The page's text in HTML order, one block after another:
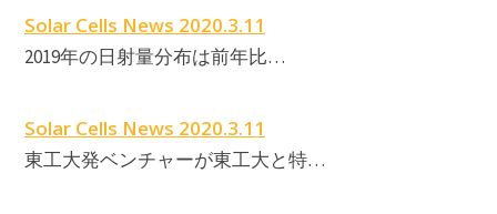
Solar Cells News 2020.3.11
2019年の日射量分布は前年比…
Solar Cells News 2020.3.11
東工大発ベンチャーが東工大と特…